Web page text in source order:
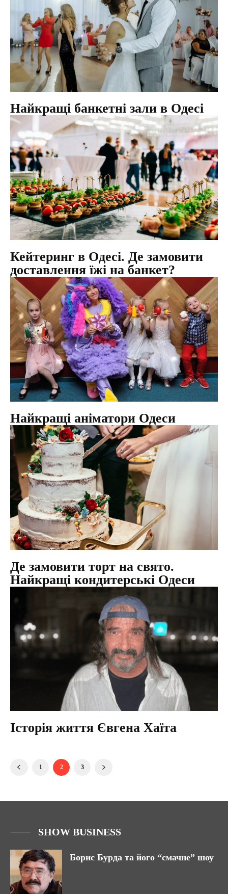
Найкращі банкетні зали в Одесі
Кейтеринг в Одесі. Де замовити
доставлення їжі на банкет?
Найкращі аніматори Одеси
Де замовити торт на свято.
Найкращі кондитерські Одеси
Історія життя Євгена Хаїта
1 2 3
SHOW BUSINESS
Борис Бурда та його “смачне” шоу